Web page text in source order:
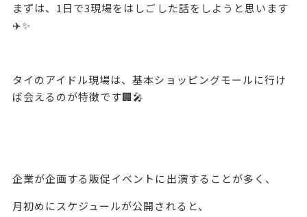
まずは、1日で3現場をはしごした話をしようと思います
✈️✨
タイのアイドル現場は、基本ショッピングモールに行け
ば会えるのが特徴です🏢🎤
企業が企画する販促イベントに出演することが多く、
月初めにスケジュールが公開されると、